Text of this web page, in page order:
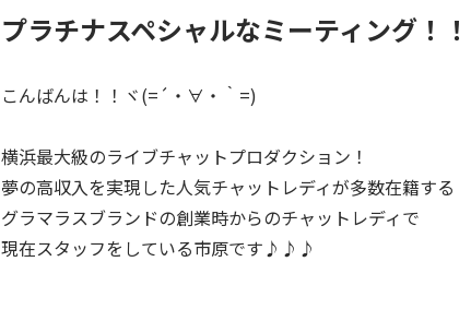
プラチナスペシャルなミーティング！！
こんばんは！！ヾ(=´・∀・｀=)
横浜最大級のライブチャットプロダクション！
夢の高収入を実現した人気チャットレディが多数在籍する
グラマラスブランドの創業時からのチャットレディで
現在スタッフをしている市原です♪♪♪